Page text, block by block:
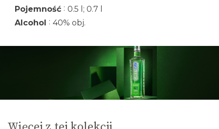
Pojemność : 0.5 l; 0.7 l
Alcohol : 40% obj.